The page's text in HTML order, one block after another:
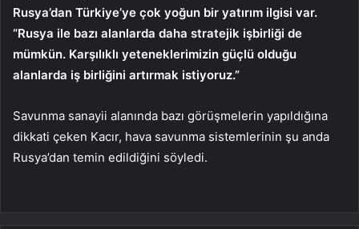
Rusya’dan Türkiye’ye çok yoğun bir yatırım ilgisi var.
“Rusya ile bazı alanlarda daha stratejik işbirliği de
mümkün. Karşılıklı yeteneklerimizin güçlü olduğu
alanlarda iş birliğini artırmak istiyoruz.”
Savunma sanayii alanında bazı görüşmelerin yapıldığına
dikkati çeken Kacır, hava savunma sistemlerinin şu anda
Rusya’dan temin edildiğini söyledi.